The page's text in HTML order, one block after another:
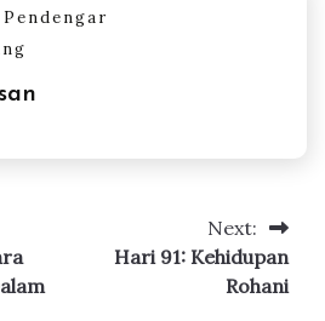
Next:
Hari 91: Kehidupan
Rohani